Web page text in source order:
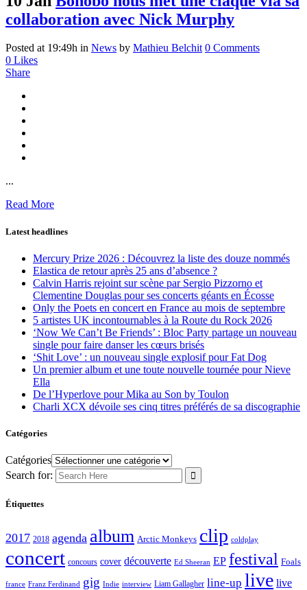
collaboration avec Nick Murphy
Posted at 19:49h in News by Mathieu Belchit 0 Comments
0 Likes
Share
...
Read More
Latest headlines
Mercury Prize 2026 : Découvrez la liste des douze nommés
Elastica de retour après 25 ans d’absence ?
Calvin Harris rejoint sur scène par Sergio Pizzorno et
Clementine Douglas pour ses concerts géants en Écosse
Only the Poets en concert en France au mois de septembre
5 artistes UK incontournables à la Route du Rock 2026
‘Now We Can’t Be Friends’ : Bloc Party partage un nouveau
single pour faire danser les cœurs brisés
‘Shit Love’ : un nouveau single explosif pour Fat Dog
Un premier album et une toute nouvelle tournée pour Nieve
Ella
De l’Hyperlove pour Mika au Son by Toulon
Charli XCX dévoile ses cinq titres préférés de sa discographie
Catégories
Catégories
Search for:
Étiquettes
2017 2018 agenda album Arctic Monkeys clip coldplay
concert concours cover découverte Ed Sheeran EP festival Foals
france Franz Ferdinand gig Indie interview Liam Gallagher line-up live live